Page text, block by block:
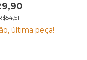
última peça!